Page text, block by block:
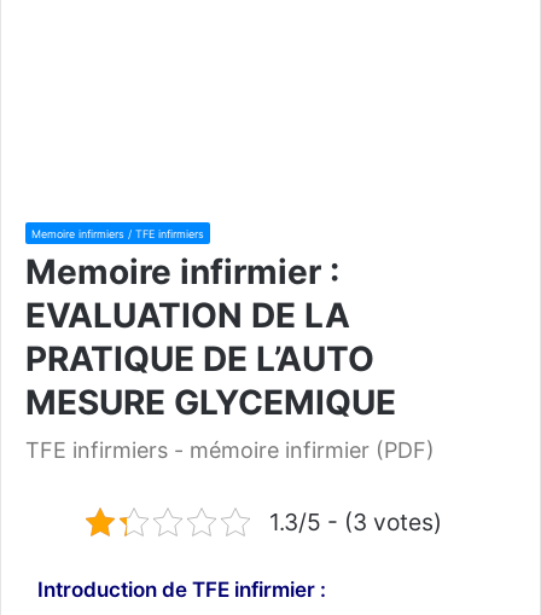
Memoire infirmiers / TFE infirmiers
Memoire infirmier :
EVALUATION DE LA
PRATIQUE DE L’AUTO
MESURE GLYCEMIQUE
TFE infirmiers - mémoire infirmier (PDF)
1.3/5 - (3 votes)
Introduction de TFE infirmier :